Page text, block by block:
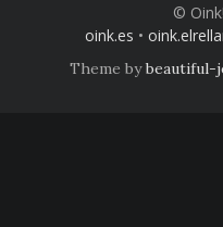
©
oink.es •
Theme bybeautiful-